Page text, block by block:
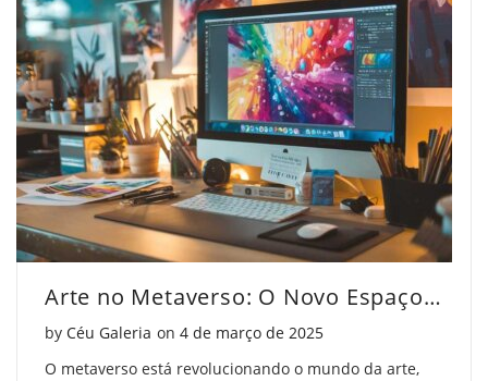
Visual
para
Artistas"
on
Facebook
Diário
Visual
para
Artistas"
on
Twitter
Visual
para
Artistas"
on
Pinterest
Arte no Metaverso: O Novo Espaço Criativo
by Céu Galeria on Posted on
4 de março de 2025
O metaverso está revolucionando o mundo da arte,